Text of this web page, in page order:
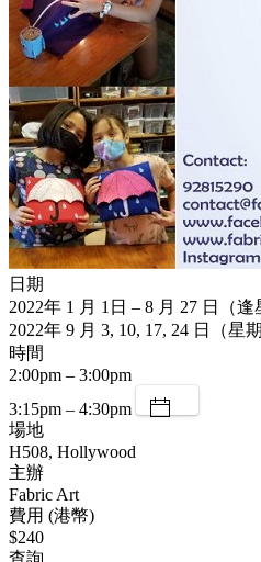
日期
2022年 1 月 1日 – 8 月 27 日（逢
2022年 9 月 3, 10, 17, 24 日（星期
時間
2:00pm – 3:00pm
3:15pm – 4:30pm
場地
H508, Hollywood
主辦
Fabric Art
費用 (港幣)
$240